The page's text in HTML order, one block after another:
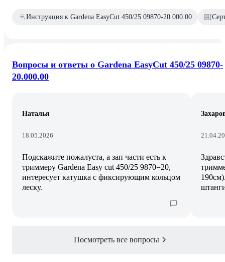
Инструкция к Gardena EasyCut 450/25 09870-20.000.00
Вопросы и ответы о Gardena EasyCut 450/25 09870-
20.000.00
Наталья
18.05.2026
Подскажите пожалуста, а зап части есть к
триммеру Gardena Easy cut 450/25 9870=20,
интересует катушка с фиксирующим кольцом
леску.
Посмотреть все вопросы